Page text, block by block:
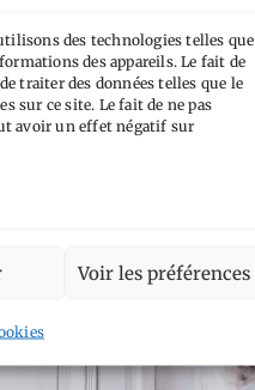
des technologies telles que
des appareils. Le fait de
traiter des données telles que le
sur ce site. Le fait de ne pas
avoir un effet négatif sur
Voir les préférences